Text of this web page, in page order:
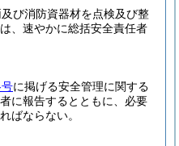
び消防資器材を点検及び整
、速やかに総括安全責任者
に掲げる安全管理に関する
に報告するとともに、必要
ばならない。